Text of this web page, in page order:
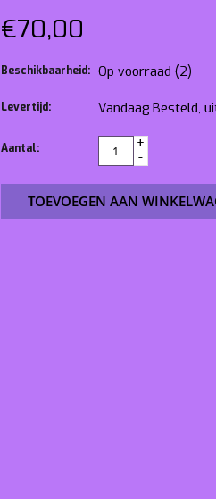
€70,00
Beschikbaarheid: Op voorraad (2)
Levertijd: Vandaag Besteld,
Aantal:
+
-
TOEVOEGEN AAN